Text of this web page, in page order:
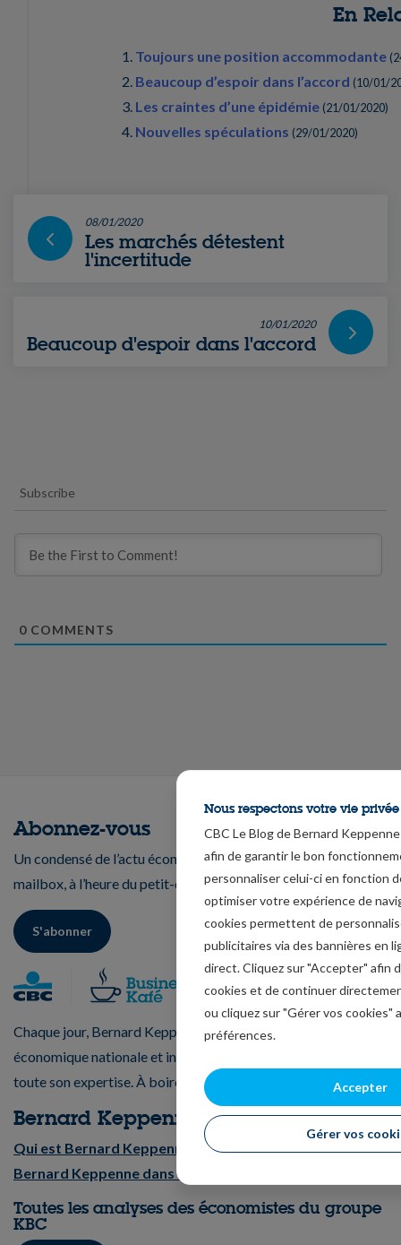
En
Toujours une position accommodante (
Beaucoup d’espoir dans l’accord (10/01/
Les craintes d’une épidémie (21/01/2020)
Nouvelles spéculations (29/01/2020)
08/01/2020
Les marchés détestent
l'incertitude
10/01/2020
Beaucoup d'espoir dans l'accord
Subscribe
0 COMMENTS
Abonnez-vous
Un condensé de l’actu économique et financière dans votre
mailbox, à l’heure du petit-déjeuner.
S'abonner
Chaque jour, Bernard Keppenne analyse l’actualité
économique nationale et internationale et partage avec vous
toute son expertise. À boire sans modération !
Bernard Keppenne
Qui est Bernard Keppenne ?
Bernard Keppenne dans la presse
Toutes les analyses des économistes du groupe
KBC
Nous respectons votre vie privée
CBC Le Blog de Bernard
afin de garantir le bon
personnaliser celui-ci en fonction
optimiser votre expérience de
cookies permettent de
publicitaires via des bannières en
direct. Cliquez sur "Accepter" afin
cookies et de continuer
ou cliquez sur "Gérer vos cookies"
préférences.
Accepter
Gérer vos